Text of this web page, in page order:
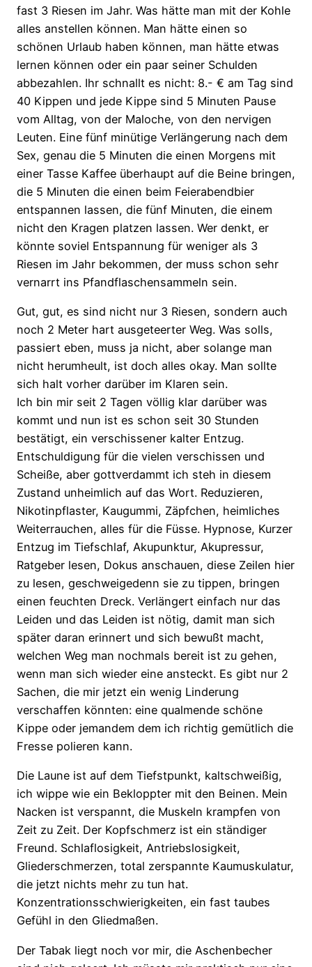
fast 3 Riesen im Jahr. Was hätte man mit der Kohle
alles anstellen können. Man hätte einen so
schönen Urlaub haben können, man hätte etwas
lernen können oder ein paar seiner Schulden
abbezahlen. Ihr schnallt es nicht: 8.- € am Tag sind
40 Kippen und jede Kippe sind 5 Minuten Pause
vom Alltag, von der Maloche, von den nervigen
Leuten. Eine fünf minütige Verlängerung nach dem
Sex, genau die 5 Minuten die einen Morgens mit
einer Tasse Kaffee überhaupt auf die Beine bringen,
die 5 Minuten die einen beim Feierabendbier
entspannen lassen, die fünf Minuten, die einem
nicht den Kragen platzen lassen. Wer denkt, er
könnte soviel Entspannung für weniger als 3
Riesen im Jahr bekommen, der muss schon sehr
vernarrt ins Pfandflaschensammeln sein.
Gut, gut, es sind nicht nur 3 Riesen, sondern auch
noch 2 Meter hart ausgeteerter Weg. Was solls,
passiert eben, muss ja nicht, aber solange man
nicht herumheult, ist doch alles okay. Man sollte
sich halt vorher darüber im Klaren sein.
Ich bin mir seit 2 Tagen völlig klar darüber was
kommt und nun ist es schon seit 30 Stunden
bestätigt, ein verschissener kalter Entzug.
Entschuldigung für die vielen verschissen und
Scheiße, aber gottverdammt ich steh in diesem
Zustand unheimlich auf das Wort. Reduzieren,
Nikotinpflaster, Kaugummi, Zäpfchen, heimliches
Weiterrauchen, alles für die Füsse. Hypnose, Kurzer
Entzug im Tiefschlaf, Akupunktur, Akupressur,
Ratgeber lesen, Dokus anschauen, diese Zeilen hier
zu lesen, geschweigedenn sie zu tippen, bringen
einen feuchten Dreck. Verlängert einfach nur das
Leiden und das Leiden ist nötig, damit man sich
später daran erinnert und sich bewußt macht,
welchen Weg man nochmals bereit ist zu gehen,
wenn man sich wieder eine ansteckt. Es gibt nur 2
Sachen, die mir jetzt ein wenig Linderung
verschaffen könnten: eine qualmende schöne
Kippe oder jemandem dem ich richtig gemütlich die
Fresse polieren kann.
Die Laune ist auf dem Tiefstpunkt, kaltschweißig,
ich wippe wie ein Bekloppter mit den Beinen. Mein
Nacken ist verspannt, die Muskeln krampfen von
Zeit zu Zeit. Der Kopfschmerz ist ein ständiger
Freund. Schlaflosigkeit, Antriebslosigkeit,
Gliederschmerzen, total zerspannte Kaumuskulatur,
die jetzt nichts mehr zu tun hat.
Konzentrationsschwierigkeiten, ein fast taubes
Gefühl in den Gliedmaßen.
Der Tabak liegt noch vor mir, die Aschenbecher